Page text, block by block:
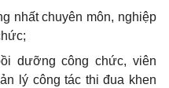
nhất chuyên môn, nghiệp
dưỡng công chức, viên
lý công tác thi đua khen